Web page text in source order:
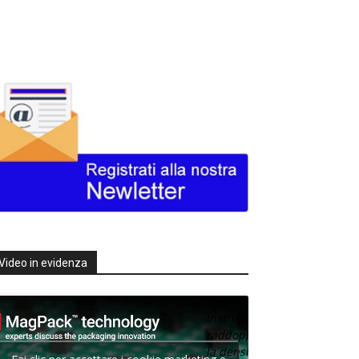
in evidenza
Texas
raddoppia
la densità